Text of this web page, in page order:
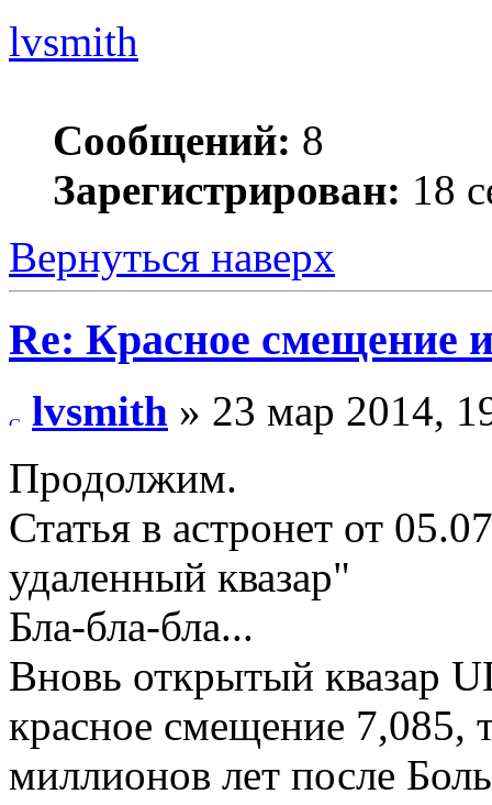
lvsmith
Сообщений: 8
Зарегистрирован: 18
Вернуться наверх
Re: Красное смещение
lvsmith » 23 мар 2014,
Продолжим.
Статья в астронет от
удаленный квазар"
Бла-бла-бла...
Вновь открытый квазар
красное смещение 7,085,
миллионов лет после